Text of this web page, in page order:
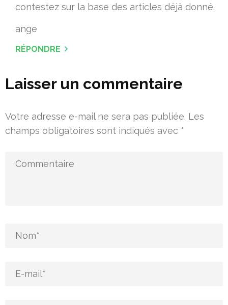
contestez sur la base des articles déjà donné.
ange
RÉPONDRE
Laisser un commentaire
Votre adresse e-mail ne sera pas publiée. Les
champs obligatoires sont indiqués avec *